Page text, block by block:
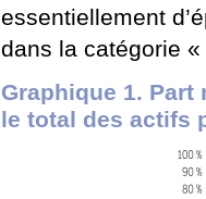
essentiellement
dans la catégorie
Graphique 1. Part
le total des actifs